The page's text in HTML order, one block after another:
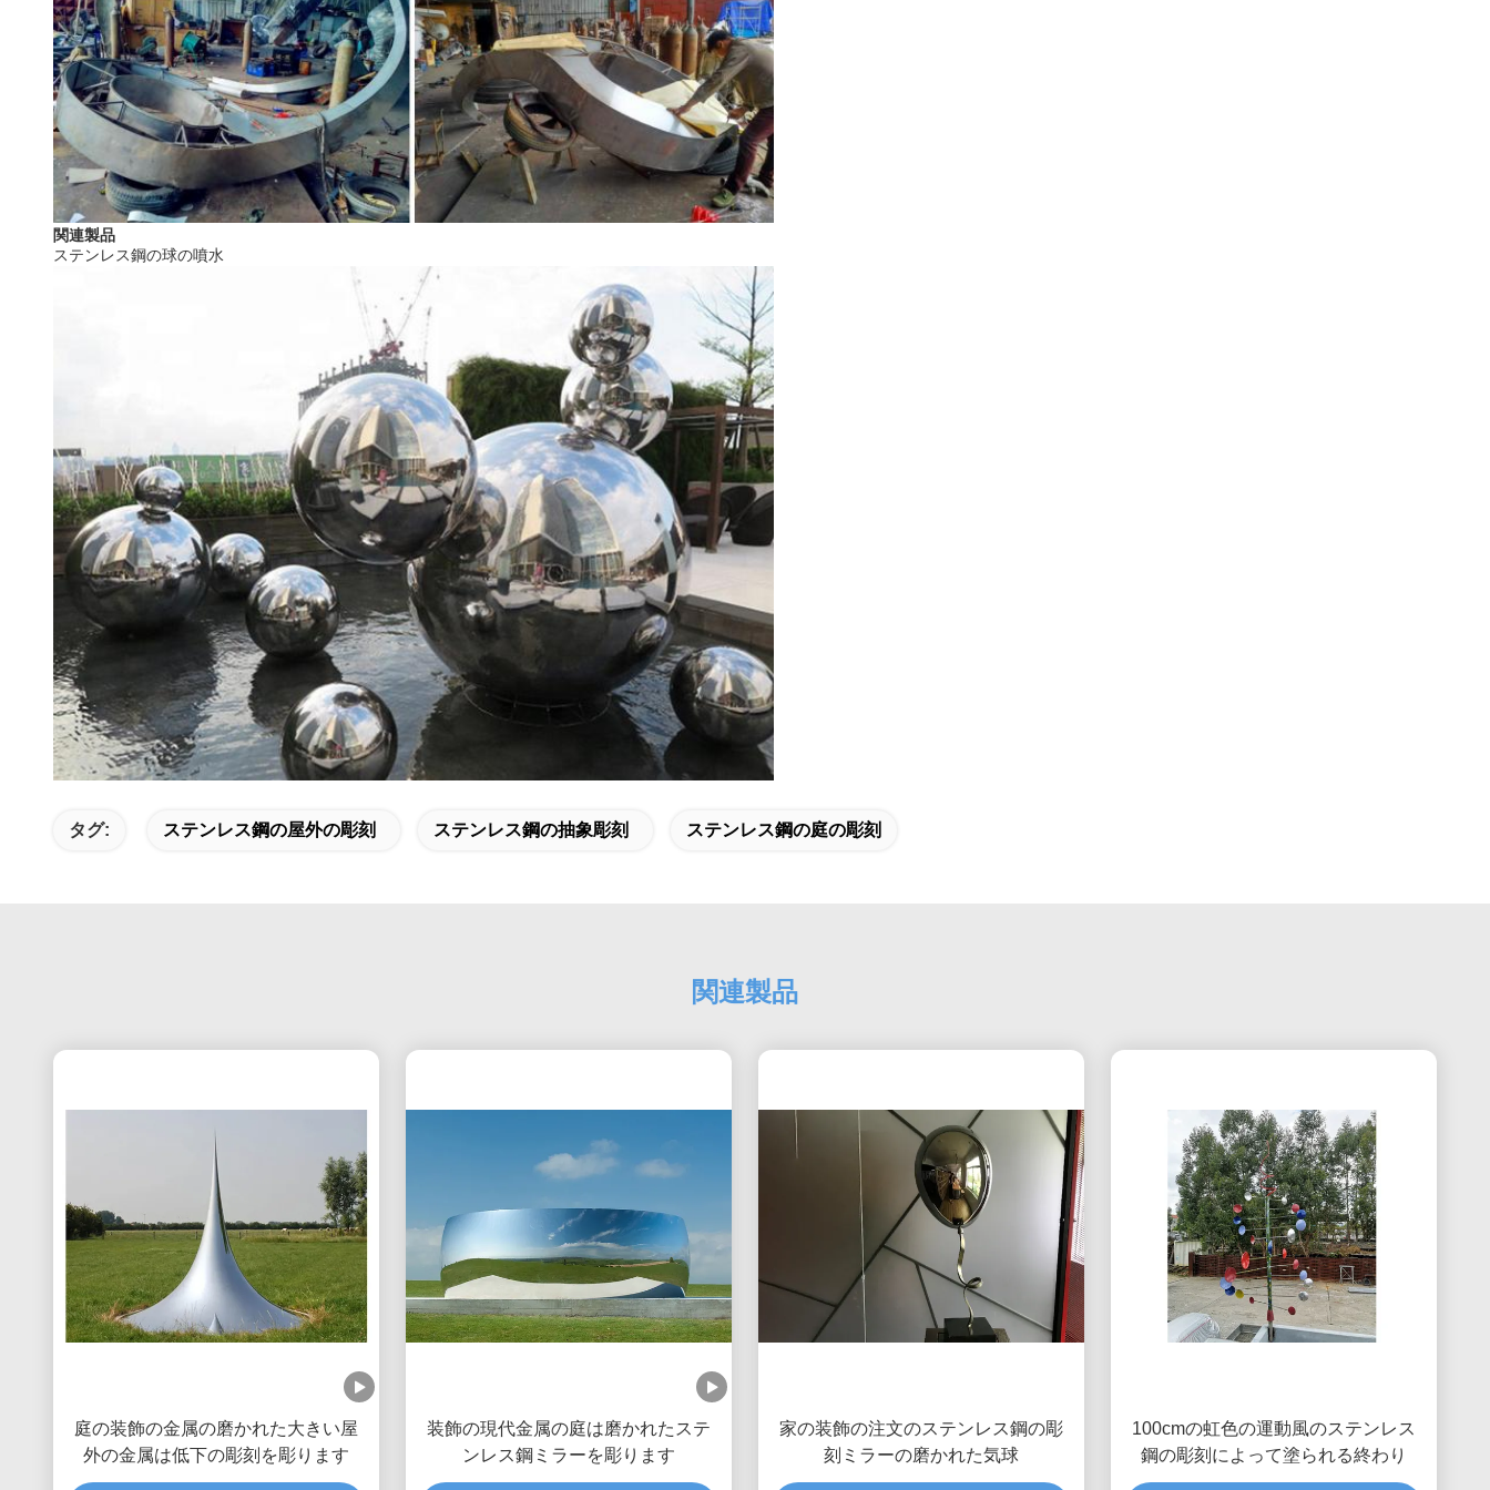
関連製品
ステンレス鋼の球の噴水
タグ: ステンレス鋼の屋外の彫刻 ステンレス鋼の抽象彫刻 ステンレス鋼の庭の彫刻
関連製品
庭の装飾の金属の磨かれた大きい屋
外の金属は低下の彫刻を彫ります
装飾の現代金属の庭は磨かれたステ
ンレス鋼ミラーを彫ります
家の装飾の注文のステンレス鋼の彫
刻ミラーの磨かれた気球
100cmの虹色の運動風のステンレス
鋼の彫刻によって塗られる終わり